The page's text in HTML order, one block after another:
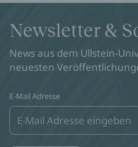
Newsletter &
News aus dem Ullstein-
neuesten
E-Mail Adresse